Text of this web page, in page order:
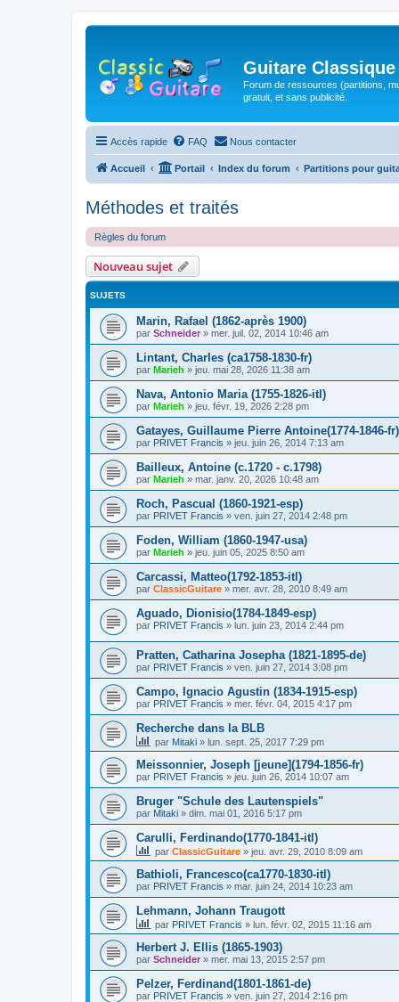
Guitare Classique
Forum de ressources (partitions,
gratuit, et sans publicité.
Accès rapide FAQ Nous contacter
Accueil Portail Index du forum Partitions pour
Méthodes et traités
Règles du forum
Nouveau sujet
SUJETS
Marin, Rafael (1862-après 1900)
par Schneider » mer. juil. 02, 2014 10:46 am
Lintant, Charles (ca1758-1830-fr)
par Marieh » jeu. mai 28, 2026 11:38 am
Nava, Antonio Maria (1755-1826-itl)
par Marieh » jeu. févr. 19, 2026 2:28 pm
Gatayes, Guillaume Pierre Antoine(1774-1846-fr)
par PRIVET Francis » jeu. juin 26, 2014 7:13 am
Bailleux, Antoine (c.1720 - c.1798)
par Marieh » mar. janv. 20, 2026 10:48 am
Roch, Pascual (1860-1921-esp)
par PRIVET Francis » ven. juin 27, 2014 2:48 pm
Foden, William (1860-1947-usa)
par Marieh » jeu. juin 05, 2025 8:50 am
Carcassi, Matteo(1792-1853-itl)
par ClassicGuitare » mer. avr. 28, 2010 8:49 am
Aguado, Dionisio(1784-1849-esp)
par PRIVET Francis » lun. juin 23, 2014 2:44 pm
Pratten, Catharina Josepha (1821-1895-de)
par PRIVET Francis » ven. juin 27, 2014 3:08 pm
Campo, Ignacio Agustin (1834-1915-esp)
par PRIVET Francis » mer. févr. 04, 2015 4:17 pm
Recherche dans la BLB
par Mitaki » lun. sept. 25, 2017 7:29 pm
Meissonnier, Joseph [jeune](1794-1856-fr)
par PRIVET Francis » jeu. juin 26, 2014 10:07 am
Bruger "Schule des Lautenspiels"
par Mitaki » dim. mai 01, 2016 5:17 pm
Carulli, Ferdinando(1770-1841-itl)
par ClassicGuitare » jeu. avr. 29, 2010 8:09 am
Bathioli, Francesco(ca1770-1830-itl)
par PRIVET Francis » mar. juin 24, 2014 10:23 am
Lehmann, Johann Traugott
par PRIVET Francis » lun. févr. 02, 2015 11:16 am
Herbert J. Ellis (1865-1903)
par Schneider » mer. mai 13, 2015 2:57 pm
Pelzer, Ferdinand(1801-1861-de)
par PRIVET Francis » ven. juin 27, 2014 2:16 pm